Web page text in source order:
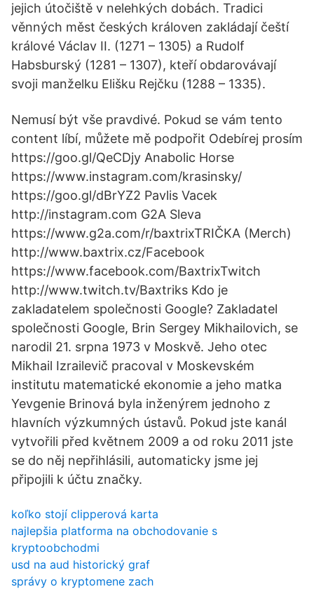
jejich útočiště v nelehkých dobách. Tradici
věnných měst českých královen zakládají čeští
králové Václav II. (1271 – 1305) a Rudolf
Habsburský (1281 – 1307), kteří obdarovávají
svoji manželku Elišku Rejčku (1288 – 1335).
Nemusí být vše pravdivé. Pokud se vám tento
content líbí, můžete mě podpořit Odebírej prosím
https://goo.gl/QeCDjy Anabolic Horse
https://www.instagram.com/krasinsky/
https://goo.gl/dBrYZ2 Pavlis Vacek
http://instagram.com G2A Sleva
https://www.g2a.com/r/baxtrixTRIČKA (Merch)
http://www.baxtrix.cz/Facebook
https://www.facebook.com/BaxtrixTwitch
http://www.twitch.tv/Baxtriks Kdo je
zakladatelem společnosti Google? Zakladatel
společnosti Google, Brin Sergey Mikhailovich, se
narodil 21. srpna 1973 v Moskvě. Jeho otec
Mikhail Izrailevič pracoval v Moskevském
institutu matematické ekonomie a jeho matka
Yevgenie Brinová byla inženýrem jednoho z
hlavních výzkumných ústavů. Pokud jste kanál
vytvořili před květnem 2009 a od roku 2011 jste
se do něj nepřihlásili, automaticky jsme jej
připojili k účtu značky.
koľko stojí clipperová karta
najlepšia platforma na obchodovanie s
kryptoobchodmi
usd na aud historický graf
správy o kryptomene zach